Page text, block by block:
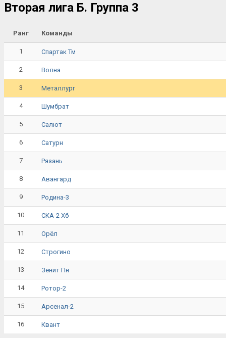
Вторая лига Б. Группа 3
Ранг Команды
1 Спартак Тм
2 Волна
3 Металлург
4 Шумбрат
5 Салют
6 Сатурн
7 Рязань
8 Авангард
9 Родина-3
10 СКА-2 Хб
11 Орёл
12 Строгино
13 Зенит Пн
14 Ротор-2
15 Арсенал-2
16 Квант